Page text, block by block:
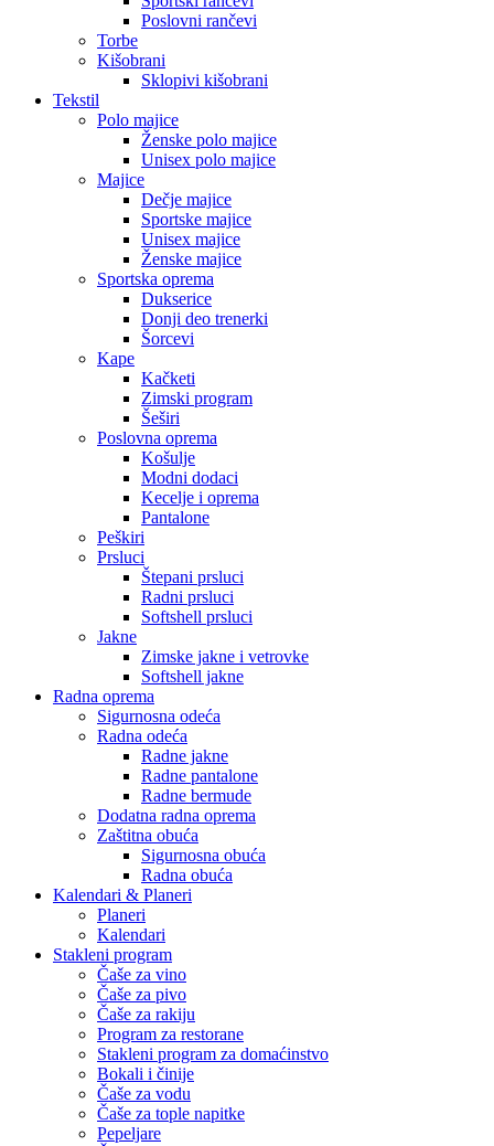
Poslovni rančevi
Torbe
Kišobrani
Sklopivi kišobrani
Tekstil
Polo majice
Ženske polo majice
Unisex polo majice
Majice
Dečje majice
Sportske majice
Unisex majice
Ženske majice
Sportska oprema
Dukserice
Donji deo trenerki
Šorcevi
Kape
Kačketi
Zimski program
Šeširi
Poslovna oprema
Košulje
Modni dodaci
Kecelje i oprema
Pantalone
Peškiri
Prsluci
Štepani prsluci
Radni prsluci
Softshell prsluci
Jakne
Zimske jakne i vetrovke
Softshell jakne
Radna oprema
Sigurnosna odeća
Radna odeća
Radne jakne
Radne pantalone
Radne bermude
Dodatna radna oprema
Zaštitna obuća
Sigurnosna obuća
Radna obuća
Kalendari & Planeri
Planeri
Kalendari
Stakleni program
Čaše za vino
Čaše za pivo
Čaše za rakiju
Program za restorane
Stakleni program za domaćinstvo
Bokali i činije
Čaše za vodu
Čaše za tople napitke
Pepeljare